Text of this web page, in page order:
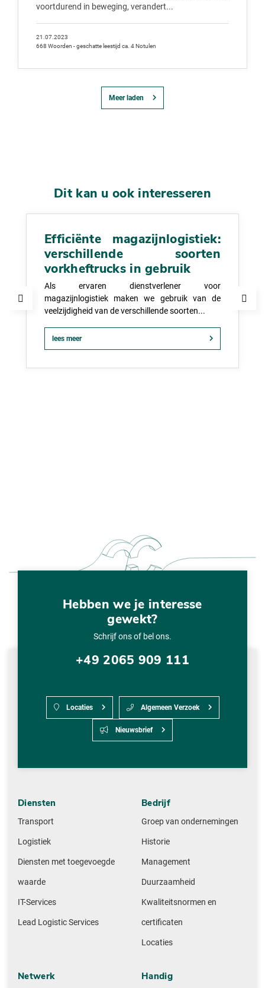
voortdurend in beweging, verandert...
21.07.2023
668 Woorden - geschatte leestijd ca. 4 Notulen
Meer laden
Dit kan u ook interesseren
Efficiënte magazijnlogistiek:
verschillende soorten
vorkheftrucks in gebruik
Als ervaren dienstverlener voor
magazijnlogistiek maken we gebruik van de
veelzijdigheid van de verschillende soorten...
lees meer
Hebben we je interesse
gewekt?
Schrijf ons of bel ons.
+49 2065 909 111
Locaties Algemeen Verzoek
Nieuwsbrief
Diensten
Transport
Logistiek
Diensten met toegevoegde
waarde
IT-Services
Lead Logistic Services
Bedrijf
Groep van ondernemingen
Historie
Management
Duurzaamheid
Kwaliteitsnormen en
certificaten
Locaties
Netwerk Handig